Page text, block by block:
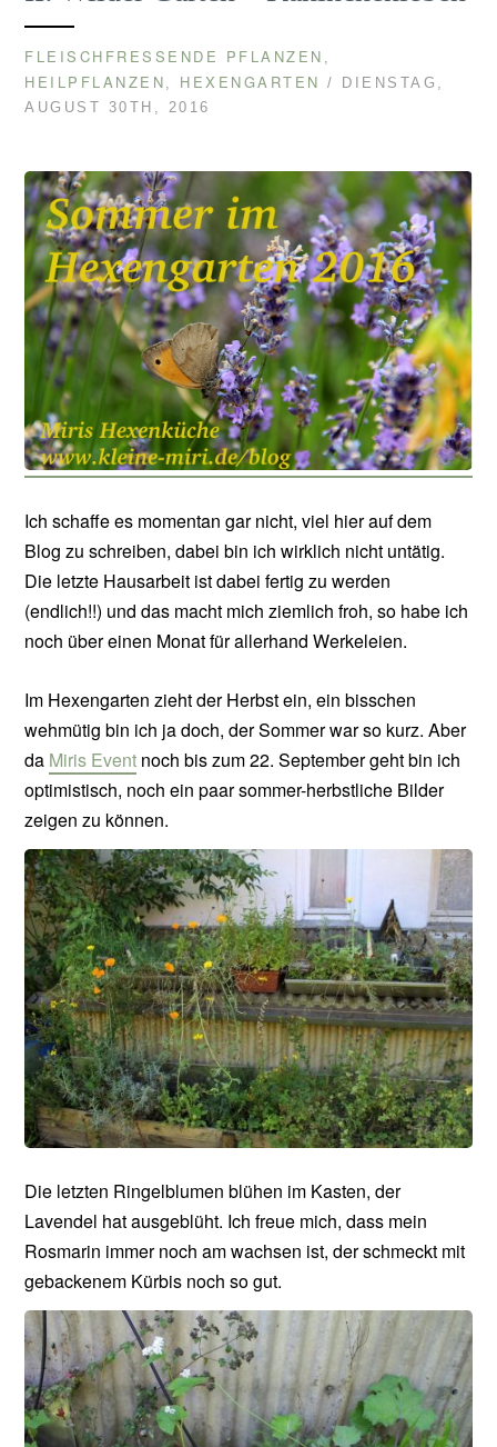
FLEISCHFRESSENDE PFLANZEN ,
HEILPFLANZEN , HEXENGARTEN / DIENSTAG,
AUGUST 30TH, 2016
Ich schaffe es momentan gar nicht, viel hier auf dem
Blog zu schreiben, dabei bin ich wirklich nicht untätig.
Die letzte Hausarbeit ist dabei fertig zu werden
(endlich!!) und das macht mich ziemlich froh, so habe ich
noch über einen Monat für allerhand Werkeleien.
Im Hexengarten zieht der Herbst ein, ein bisschen
wehmütig bin ich ja doch, der Sommer war so kurz. Aber
da Miris Event noch bis zum 22. September geht bin ich
optimistisch, noch ein paar sommer-herbstliche Bilder
zeigen zu können.
Die letzten Ringelblumen blühen im Kasten, der
Lavendel hat ausgeblüht. Ich freue mich, dass mein
Rosmarin immer noch am wachsen ist, der schmeckt mit
gebackenem Kürbis noch so gut.